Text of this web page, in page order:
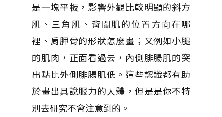
是一塊平板，影響外觀比較明顯的斜方
肌、三角肌、背闊肌的位置方向在哪
裡、肩胛骨的形狀怎麼畫；又例如小腿
的肌肉，正面看過去，內側腓腸肌的突
出點比外側腓腸肌低。這些認識都有助
於畫出具說服力的人體，但是是你不特
別去研究不會注意到的。